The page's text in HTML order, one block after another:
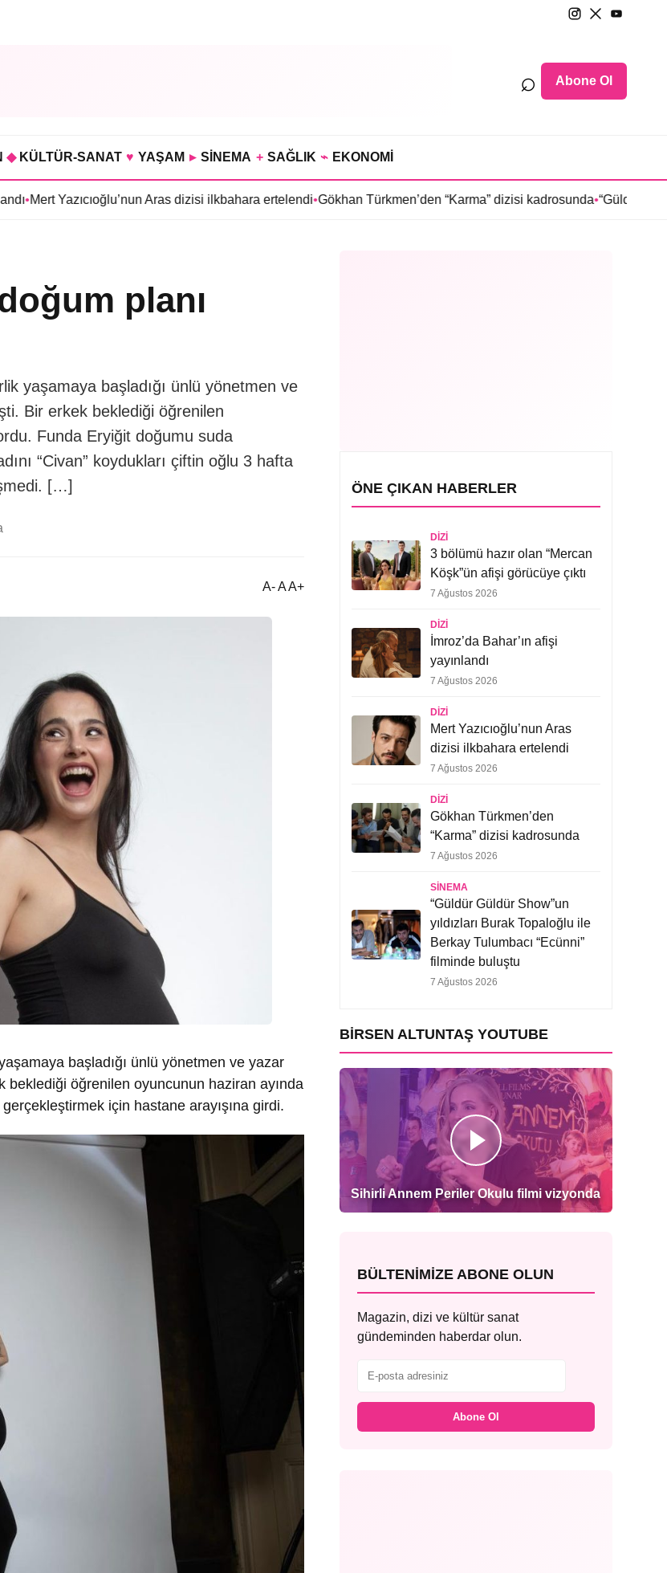
⌕ Abone Ol
◆ KÜLTÜR-SANAT ♥ YAŞAM ▸ SİNEMA + SAĞLIK ⌁ EKONOMİ
Yazıcıoğlu’nun Aras dizisi ilkbahara ertelendi•Gökhan Türkmen’den “Karma” dizisi kadrosunda•“Güldür Güldür
planı
yaşamaya başladığı ünlü yönetmen ve
Bir erkek beklediği öğrenilen
Funda Eryiğit doğumu suda
“Civan” koydukları çiftin oğlu 3 hafta
[…]
A- A A+
başladığı ünlü yönetmen ve yazar
beklediği öğrenilen oyuncunun haziran ayında
için hastane arayışına girdi.
ÖNE ÇIKAN HABERLER
DIZI
3 bölümü hazır olan “Mercan
Köşk”ün afişi görücüye çıktı
7 Ağustos 2026
DIZI
İmroz’da Bahar’ın afişi
yayınlandı
7 Ağustos 2026
DIZI
Mert Yazıcıoğlu’nun Aras
dizisi ilkbahara ertelendi
7 Ağustos 2026
DIZI
Gökhan Türkmen’den
“Karma” dizisi kadrosunda
7 Ağustos 2026
SINEMA
“Güldür Güldür Show”un
yıldızları Burak Topaloğlu ile
Berkay Tulumbacı “Ecünni”
filminde buluştu
7 Ağustos 2026
BIRSEN ALTUNTAŞ YOUTUBE
Sihirli Annem Periler Okulu filmi vizyonda
BÜLTENIMIZE ABONE OLUN
Magazin, dizi ve kültür sanat
gündeminden haberdar olun.
Abone Ol